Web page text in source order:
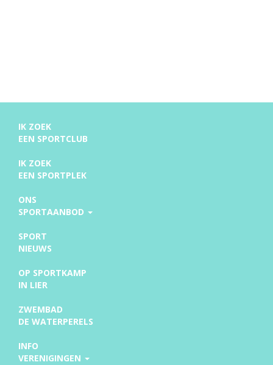
IK ZOEK
EEN SPORTCLUB
IK ZOEK
EEN SPORTPLEK
ONS
SPORTAANBOD
SPORT
NIEUWS
OP SPORTKAMP
IN LIER
ZWEMBAD
DE WATERPERELS
INFO
VERENIGINGEN